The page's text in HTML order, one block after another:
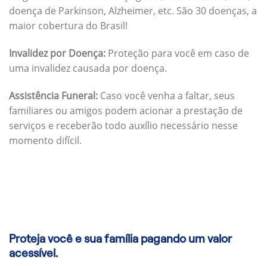
doença de Parkinson, Alzheimer, etc. São 30 doenças, a
maior cobertura do Brasil!
Invalidez por Doença: Proteção para você em caso de
uma invalidez causada por doença.
Assistência Funeral: Caso você venha a faltar, seus
familiares ou amigos podem acionar a prestação de
serviços e receberão todo auxílio necessário nesse
momento difícil.
Proteja você e sua família pagando um valor
acessível.